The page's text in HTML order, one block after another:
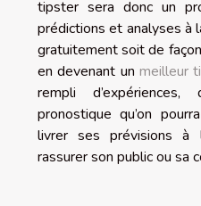
tipster sera donc un
prédictions et analyses à
gratuitement soit de
en devenant un meilleur
rempli
pronostique qu’on
livrer ses prévisions à
rassurer son public ou sa